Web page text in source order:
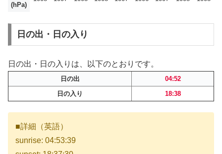
(hPa)
日の出・日の入り
日の出・日の入りは、以下のとおりです。
日の出
04:52
日の入り
18:38
■詳細（英語）
sunrise: 04:53:39